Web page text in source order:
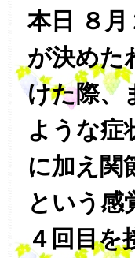
本日 ８
が決めた
けた際、
ような症
に加え関
という感
４回目を